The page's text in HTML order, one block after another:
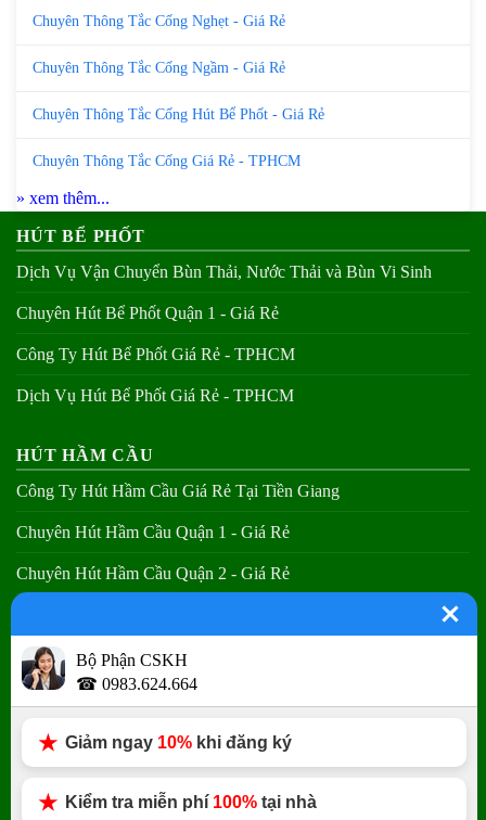
Chuyên Thông Tắc Cống Nghẹt - Giá Rẻ
Chuyên Thông Tắc Cống Ngầm - Giá Rẻ
Chuyên Thông Tắc Cống Hút Bể Phốt - Giá Rẻ
Chuyên Thông Tắc Cống Giá Rẻ - TPHCM
» xem thêm...
HÚT BỂ PHỐT
Dịch Vụ Vận Chuyển Bùn Thải, Nước Thải và Bùn Vi Sinh
Chuyên Hút Bể Phốt Quận 1 - Giá Rẻ
Công Ty Hút Bể Phốt Giá Rẻ - TPHCM
Dịch Vụ Hút Bể Phốt Giá Rẻ - TPHCM
HÚT HẦM CẦU
Công Ty Hút Hầm Cầu Giá Rẻ Tại Tiền Giang
Chuyên Hút Hầm Cầu Quận 1 - Giá Rẻ
Chuyên Hút Hầm Cầu Quận 2 - Giá Rẻ
THÔNG CẦU NGHẸT
Thợ Thông Bồn Cầu Tại Các Quận - Giá Rẻ
Chuyên Thông Tắc Toa Lét TPHCM - Giá Rẻ
Chuyên Thông Tắc Nhà Vệ Sinh - Giá Rẻ
Bộ Phận CSKH
☎ 0983.624.664
Giảm ngay 10% khi đăng ký
Kiểm tra miễn phí 100% tại nhà